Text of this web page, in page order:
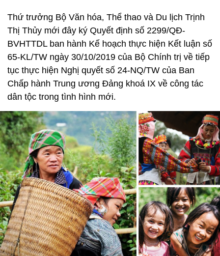
Thứ trưởng Bộ Văn hóa, Thể thao và Du lịch Trịnh
Thị Thủy mới đây ký Quyết định số 2299/QÐ-
BVHTTDL ban hành Kế hoạch thực hiện Kết luận số
65-KL/TW ngày 30/10/2019 của Bộ Chính trị về tiếp
tục thực hiện Nghị quyết số 24-NQ/TW của Ban
Chấp hành Trung ương Đảng khoá IX về công tác
dân tộc trong tình hình mới.